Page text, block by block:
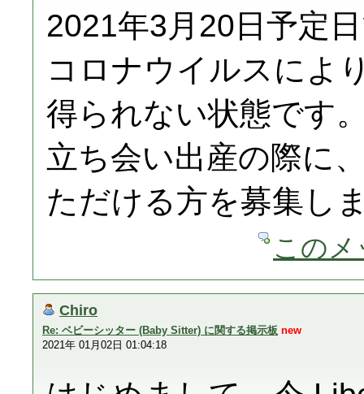
2021年3月20日予定
コロナウイルスによ
得られない状態です
立ち会い出産の際に
ただける方を募集し
この
Chiro
Re: ベビーシッター (Baby Sitter) に関する掲示板 new
2021年 01月02日 01:04:18